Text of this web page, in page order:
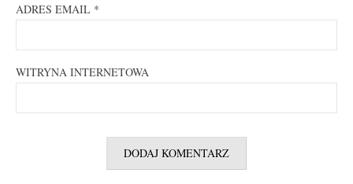
ADRES EMAIL *
WITRYNA INTERNETOWA